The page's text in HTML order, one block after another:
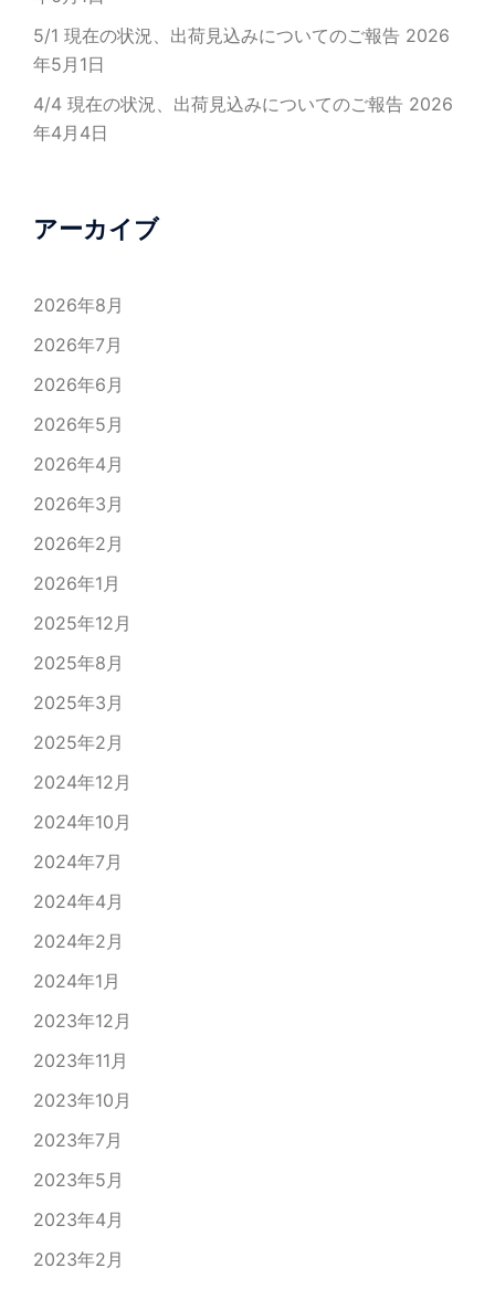
5/1 現在の状況、出荷見込みについてのご報告 2026
年5月1日
4/4 現在の状況、出荷見込みについてのご報告 2026
年4月4日
アーカイブ
2026年8月
2026年7月
2026年6月
2026年5月
2026年4月
2026年3月
2026年2月
2026年1月
2025年12月
2025年8月
2025年3月
2025年2月
2024年12月
2024年10月
2024年7月
2024年4月
2024年2月
2024年1月
2023年12月
2023年11月
2023年10月
2023年7月
2023年5月
2023年4月
2023年2月